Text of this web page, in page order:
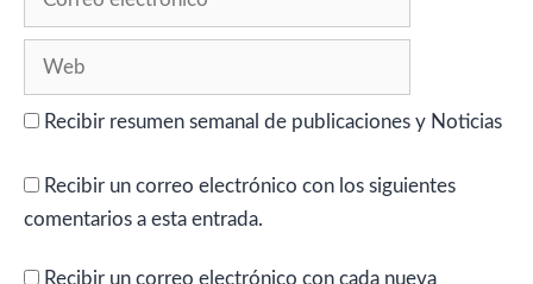
Web
Recibir resumen semanal de publicaciones y Noticias
Recibir un correo electrónico con los siguientes
comentarios a esta entrada.
Recibir un correo electrónico con cada nueva